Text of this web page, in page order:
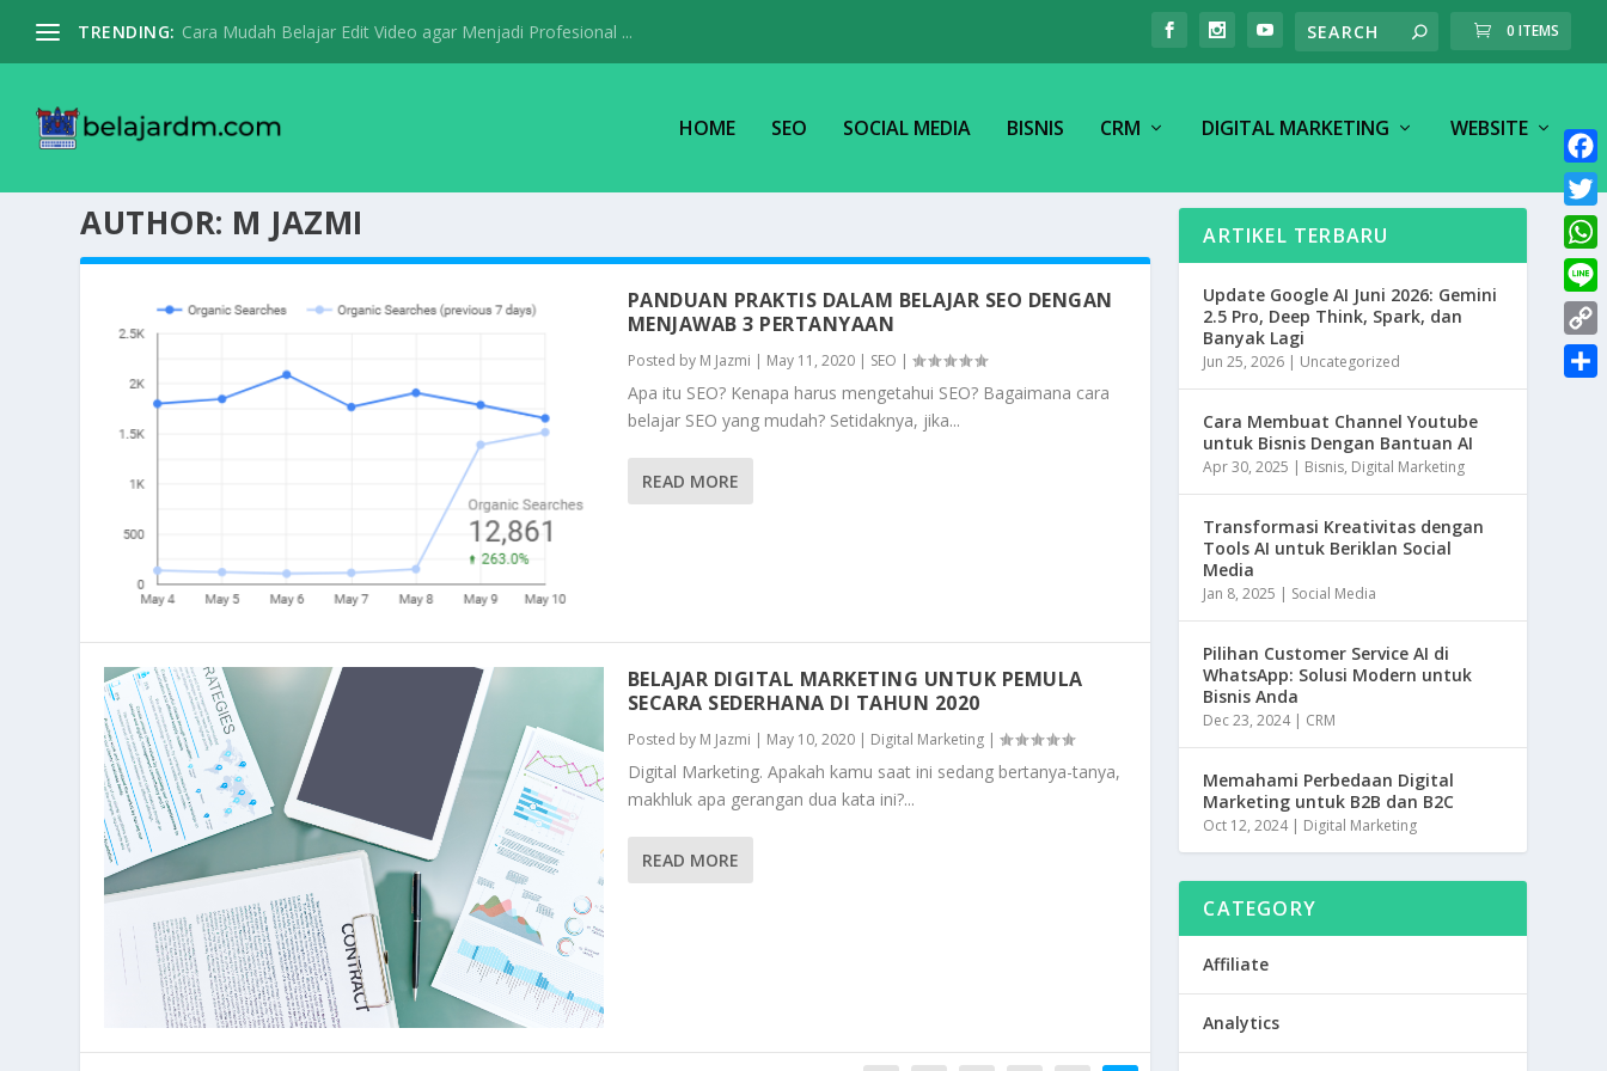
TRENDING: Cara Mudah Belajar Edit Video agar Menjadi Profesional ... 0 ITEMS
HOME SEO SOCIAL MEDIA BISNIS CRM DIGITAL MARKETING WEBSITE
AUTHOR: M JAZMI
PANDUAN PRAKTIS DALAM BELAJAR SEO DENGAN
MENJAWAB 3 PERTANYAAN
Posted by M Jazmi | May 11, 2020| SEO |
Apa itu SEO? Kenapa harus mengetahui SEO? Bagaimana cara
belajar SEO yang mudah? Setidaknya, jika...
READ MORE
BELAJAR DIGITAL MARKETING UNTUK PEMULA
SECARA SEDERHANA DI TAHUN 2020
Posted by M Jazmi | May 10, 2020| Digital Marketing|
Digital Marketing. Apakah kamu saat ini sedang bertanya-tanya,
makhluk apa gerangan dua kata ini?...
READ MORE
ARTIKEL TERBARU
Update Google AI Juni 2026: Gemini
2.5 Pro, Deep Think, Spark, dan
Banyak Lagi
Jun 25, 2026 | Uncategorized
Cara Membuat Channel Youtube
untuk Bisnis Dengan Bantuan AI
Apr 30, 2025 | Bisnis, Digital Marketing
Transformasi Kreativitas dengan
Tools AI untuk Beriklan Social
Media
Jan 8, 2025 | Social Media
Pilihan Customer Service AI di
WhatsApp: Solusi Modern untuk
Bisnis Anda
Dec 23, 2024| CRM
Memahami Perbedaan Digital
Marketing untuk B2B dan B2C
Oct 12, 2024| Digital Marketing
CATEGORY
Affiliate
Analytics
F
a
c
e
b
o
o
T
w
i
t
t
W
h
a
L
i
n
C
o